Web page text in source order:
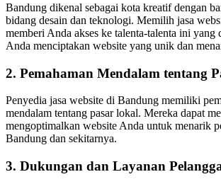
Bandung dikenal sebagai kota kreatif dengan
bidang desain dan teknologi. Memilih jasa
memberi Anda akses ke talenta-talenta ini yang
Anda menciptakan website yang unik dan
2. Pemahaman Mendalam tentang
Penyedia jasa website di Bandung memiliki
mendalam tentang pasar lokal. Mereka dapat
mengoptimalkan website Anda untuk menarik
Bandung dan sekitarnya.
3. Dukungan dan Layanan